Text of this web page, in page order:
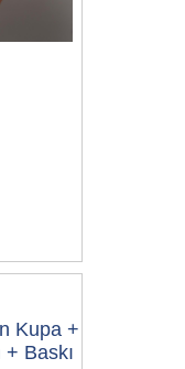
Kupa +
Baskı